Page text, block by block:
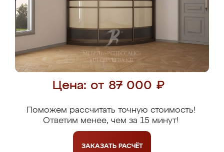
Цена: от 87 000 ₽
Поможем рассчитать точную стоимость!
Ответим менее, чем за 15 минут!
ЗАКАЗАТЬ РАСЧЁТ